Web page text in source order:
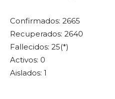
Confirmados: 2665
Recuperados: 2640
Fallecidos: 25(*)
Activos: 0
Aislados: 1